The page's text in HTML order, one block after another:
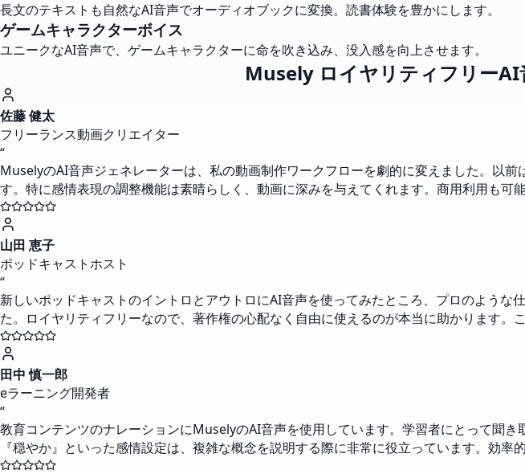
長文のテキストも自然なAI音声でオーディオブックに変換。読書体験を豊かにします。
ゲームキャラクターボイス
ユニークなAI音声で、ゲームキャラクターに命を吹き込み、没入感を向上させます。
Musely ロイヤリティフリー
佐藤 健太
フリーランス動画クリエイター
“
MuselyのAI音声ジェネレーターは、私の動画制作ワークフローを劇的に変えました。以
す。特に感情表現の調整機能は素晴らしく、動画に深みを与えてくれます。商用利用も可
山田 恵子
ポッドキャストホスト
“
新しいポッドキャストのイントロとアウトロにAI音声を使ってみたところ、プロのよう
た。ロイヤリティフリーなので、著作権の心配なく自由に使えるのが本当に助かります。
田中 慎一郎
eラーニング開発者
“
教育コンテンツのナレーションにMuselyのAI音声を使用しています。学習者にとって聞
『穏やか』といった感情設定は、複雑な概念を説明する際に非常に役立っています。効率